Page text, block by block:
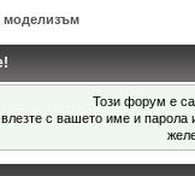
моделизъм
Този форум е
с вашето име и парола